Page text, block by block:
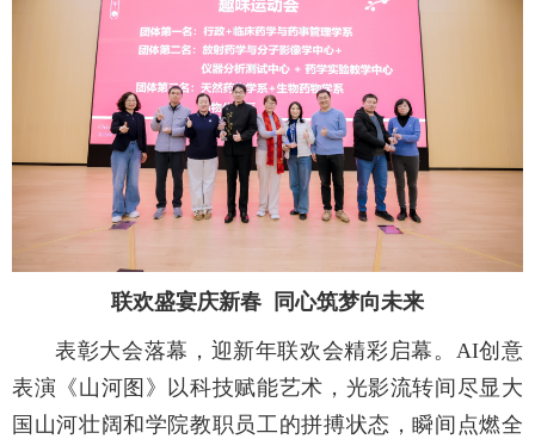
联欢盛宴庆新春 同心筑梦向未来
表彰大会落幕，迎新年联欢会精彩启幕。AI创意
表演《山河图》以科技赋能艺术，光影流转间尽显大
国山河壮阔和学院教职员工的拼搏状态，瞬间点燃全